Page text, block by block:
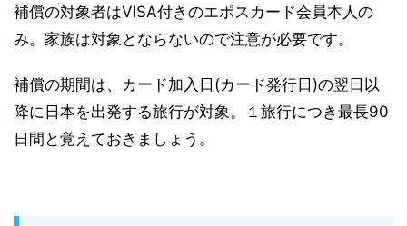
補償の対象者はVISA付きのエポスカード会員本人の
み。 家族は対象とならないので注意が必要です。
補償の期間は、カード加入日(カード発行日)の翌日以
降に日本を出発する旅行が対象。１旅行につき最長90
日間と覚えておきましょう。